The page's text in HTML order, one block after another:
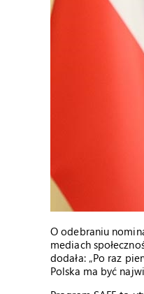
O odebraniu
mediach
dodała: „Po raz
Polska ma być